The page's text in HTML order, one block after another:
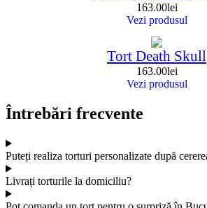
163.00lei
Vezi produsul
Tort Death Skull
163.00lei
Vezi produsul
Întrebări frecvente
Puteți realiza torturi personalizate după
Livrați torturile la domiciliu?